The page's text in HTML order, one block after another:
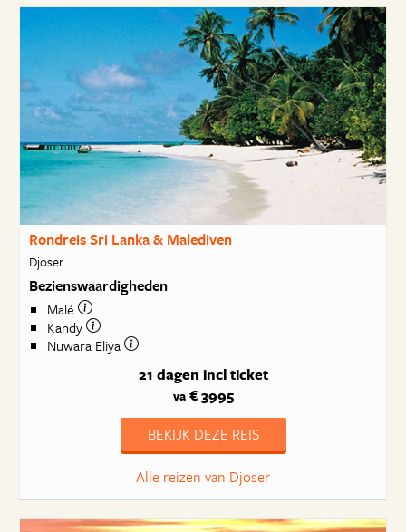
Rondreis Sri Lanka & Malediven
Djoser
Bezienswaardigheden
Malé
Kandy
Nuwara Eliya
21 dagen incl ticket
va€ 3995
BEKIJK DEZE REIS
Alle reizen van Djoser